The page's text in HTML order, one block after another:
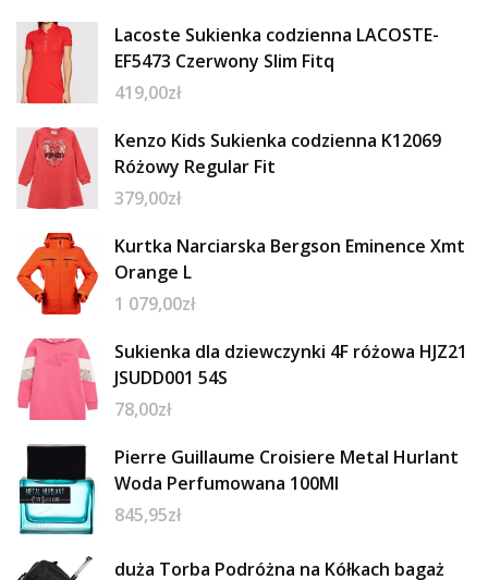
Lacoste Sukienka codzienna LACOSTE-
EF5473 Czerwony Slim Fitq
419,00zł
Kenzo Kids Sukienka codzienna K12069
Różowy Regular Fit
379,00zł
Kurtka Narciarska Bergson Eminence Xmt
Orange L
1 079,00zł
Sukienka dla dziewczynki 4F różowa HJZ21
JSUDD001 54S
78,00zł
Pierre Guillaume Croisiere Metal Hurlant
Woda Perfumowana 100Ml
845,95zł
duża Torba Podróżna na Kółkach bagaż